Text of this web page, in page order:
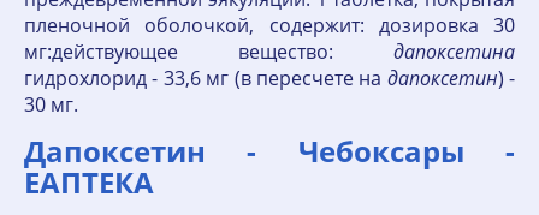
пленочной оболочкой, содержит: дозировка 30
мг:действующее вещество: дапоксетина
гидрохлорид - 33,6 мг (в пересчете на дапоксетин) -
30 мг.
Дапоксетин - Чебоксары -
ЕАПТЕКА